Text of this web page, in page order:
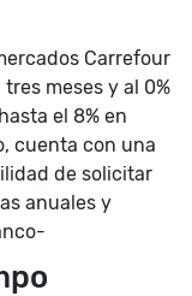
Carrefour
meses y al 0%
el 8% en
cuenta con una
de solicitar
anuales y